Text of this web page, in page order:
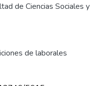
de Ciencias Sociales y
de laborales